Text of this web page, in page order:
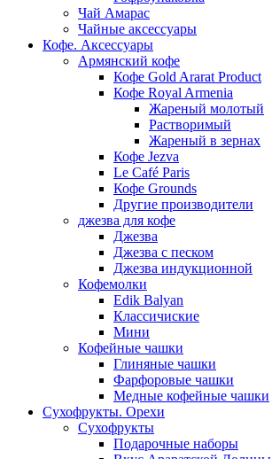
Чай Амарас
Чайные аксессуары
Кофе. Аксессуары
Армянский кофе
Кофе Gold Ararat Product
Кофе Royal Armenia
Жареный молотый
Растворимый
Жареный в зернах
Кофе Jezva
Le Café Paris
Кофе Grounds
Другие производители
джезва для кофе
Джезва
Джезва с песком
Джезва индукционной
Кофемолки
Edik Balyan
Классичиские
Мини
Кофейные чашки
Глиняные чашки
Фарфоровые чашки
Медные кофейные чашки
Сухофрукты. Орехи
Сухофрукты
Подарочные наборы